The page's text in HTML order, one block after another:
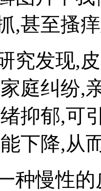
,甚至搔
究发现,
庭纠纷,
抑郁,可
下降,从
种慢性